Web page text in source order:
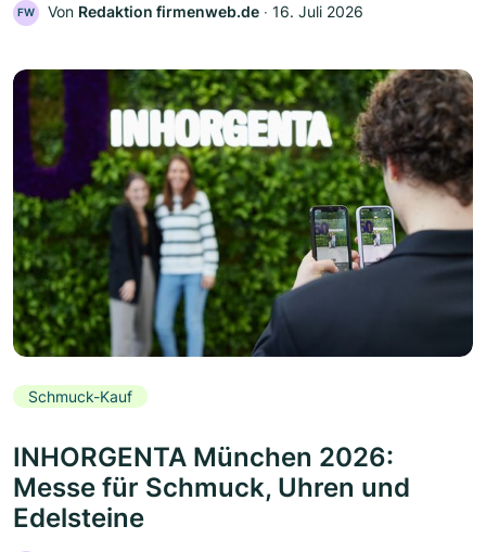
FW Von Redaktion firmenweb.de ‧ 16. Juli 2026
Schmuck-Kauf
INHORGENTA München 2026:
Messe für Schmuck, Uhren und
Edelsteine